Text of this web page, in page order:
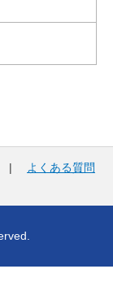
よくある質問